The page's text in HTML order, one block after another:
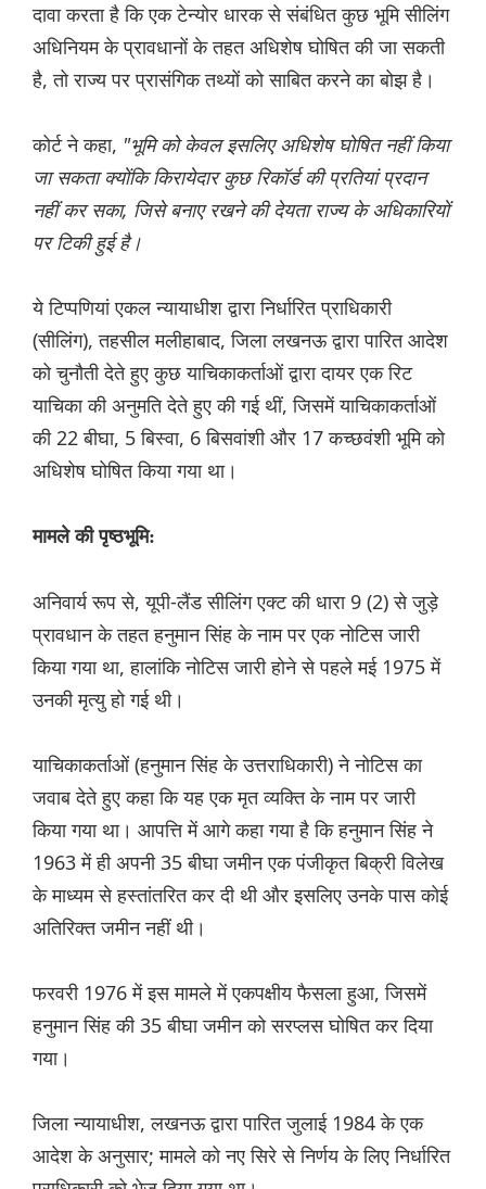
दावा करता है कि एक टेन्योर धारक से संबंधित कुछ भूमि सीलिंग
अधिनियम के प्रावधानों के तहत अधिशेष घोषित की जा सकती
है, तो राज्य पर प्रासंगिक तथ्यों को साबित करने का बोझ है।
कोर्ट ने कहा, "भूमि को केवल इसलिए अधिशेष घोषित नहीं किया
जा सकता क्योंकि किरायेदार कुछ रिकॉर्ड की प्रतियां प्रदान
नहीं कर सका, जिसे बनाए रखने की देयता राज्य के अधिकारियों
पर टिकी हुई है।
ये टिप्पणियां एकल न्यायाधीश द्वारा निर्धारित प्राधिकारी
(सीलिंग), तहसील मलीहाबाद, जिला लखनऊ द्वारा पारित आदेश
को चुनौती देते हुए कुछ याचिकाकर्ताओं द्वारा दायर एक रिट
याचिका की अनुमति देते हुए की गई थीं, जिसमें याचिकाकर्ताओं
की 22 बीघा, 5 बिस्वा, 6 बिसवांशी और 17 कच्छवंशी भूमि को
अधिशेष घोषित किया गया था।
मामले की पृष्ठभूमि:
अनिवार्य रूप से, यूपी-लैंड सीलिंग एक्ट की धारा 9 (2) से जुड़े
प्रावधान के तहत हनुमान सिंह के नाम पर एक नोटिस जारी
किया गया था, हालांकि नोटिस जारी होने से पहले मई 1975 में
उनकी मृत्यु हो गई थी।
याचिकाकर्ताओं (हनुमान सिंह के उत्तराधिकारी) ने नोटिस का
जवाब देते हुए कहा कि यह एक मृत व्यक्ति के नाम पर जारी
किया गया था। आपत्ति में आगे कहा गया है कि हनुमान सिंह ने
1963 में ही अपनी 35 बीघा जमीन एक पंजीकृत बिक्री विलेख
के माध्यम से हस्तांतरित कर दी थी और इसलिए उनके पास कोई
अतिरिक्त जमीन नहीं थी।
फरवरी 1976 में इस मामले में एकपक्षीय फैसला हुआ, जिसमें
हनुमान सिंह की 35 बीघा जमीन को सरप्लस घोषित कर दिया
गया।
जिला न्यायाधीश, लखनऊ द्वारा पारित जुलाई 1984 के एक
आदेश के अनुसार; मामले को नए सिरे से निर्णय के लिए निर्धारित